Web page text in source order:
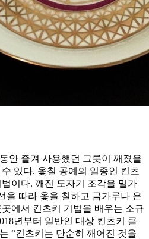
안 즐겨 사용했던 그릇이 깨졌을
있다. 옻칠 공예의 일종인 킨츠
이다. 깨진 도자기 조각을 밀가
을 따라 옻을 칠하고 금가루나 은
에서 킨츠키 기법을 배우는 소규
년부터 일반인 대상 킨츠키 클
“킨츠키는 단순히 깨어진 것을